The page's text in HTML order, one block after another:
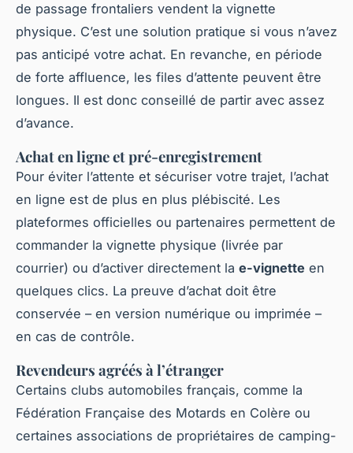
de passage frontaliers vendent la vignette
physique. C’est une solution pratique si vous n’avez
pas anticipé votre achat. En revanche, en période
de forte affluence, les files d’attente peuvent être
longues. Il est donc conseillé de partir avec assez
d’avance.
Achat en ligne et pré-enregistrement
Pour éviter l’attente et sécuriser votre trajet, l’achat
en ligne est de plus en plus plébiscité. Les
plateformes officielles ou partenaires permettent de
commander la vignette physique (livrée par
courrier) ou d’activer directement la e-vignette en
quelques clics. La preuve d’achat doit être
conservée – en version numérique ou imprimée –
en cas de contrôle.
Revendeurs agréés à l’étranger
Certains clubs automobiles français, comme la
Fédération Française des Motards en Colère ou
certaines associations de propriétaires de camping-